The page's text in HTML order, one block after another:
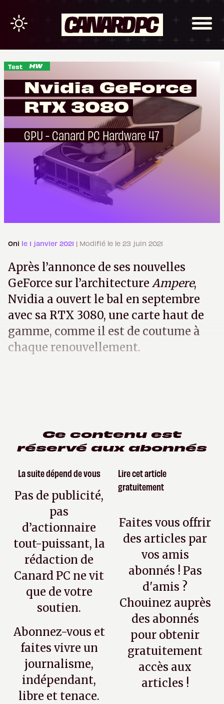
Test
Nvidia GeForce
RTX 3080
GPU - Canard PC Hardware 47
Oni le 1 janvier 2021 | Modifié le le 23 juin 2021
Après l’annonce de ses nouvelles
GeForce sur l’architecture Ampere,
Nvidia a ouvert le bal en septembre
avec sa RTX 3080, une carte haut de
gamme, comme il est de coutume à
chaque renouvellement.
Ce contenu est
réservé aux abonnés
La suite dépend de vous
Pas de publicité,
pas
d’actionnaire
tout-puissant, la
rédaction de
Canard PC ne vit
que de votre
soutien.
Abonnez-vous et
faites vivre un
journalisme,
indépendant,
libre et tenace.
Lire cet article
gratuitement
Faites vous offrir
des articles par
vos amis
abonnés ! Pas
d'amis ?
Chouinez auprès
des abonnés
pour obtenir
gratuitement
accès aux
articles !